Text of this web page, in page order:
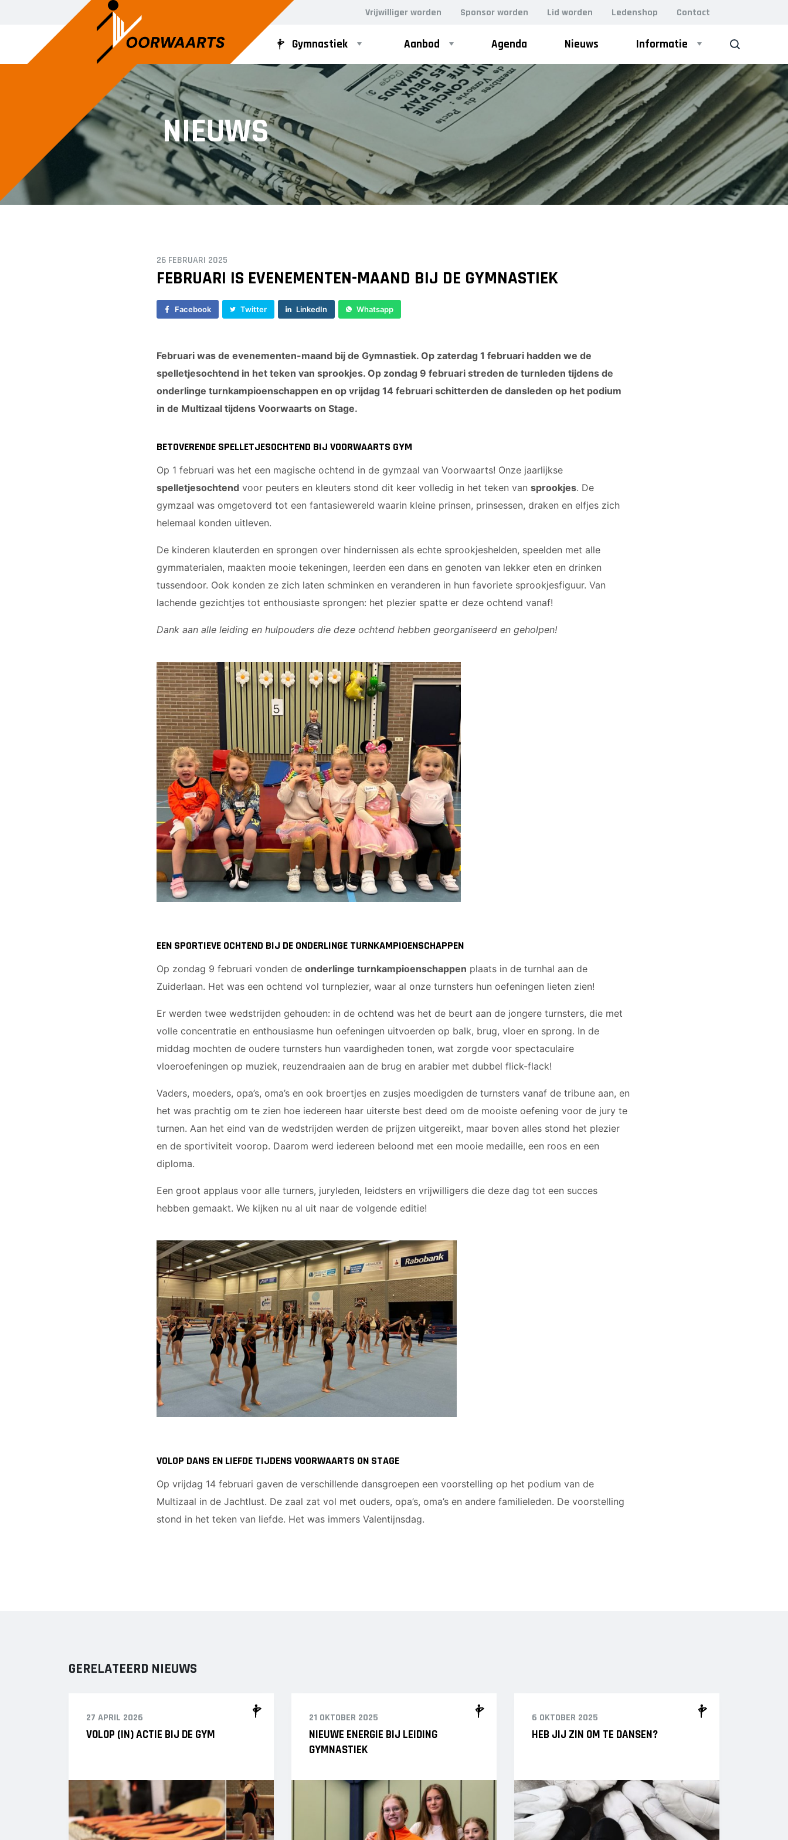
Vrijwilliger worden Sponsor worden Lid worden Ledenshop Contact
Gymnastiek Aanbod
JEUGD DANS
Ballet
Jazzdans
JEUGD GYM
Kleutergym
Peutergym
Turnen
VOLWASSEN DANS
Dance for Fun 30+
VOLWASSEN GYM
BodyFit (VOL)
Damesgym 50+
Essentrics
H.I.I.T. gym
MFB (Men’s Fitness Bootcamp)
Agenda Nieuws Informatie
Bestuur
Leiding
Lesrooster
Lidmaatschap
Vacatures
Kleding
ZOEK
NIEUWS
26 FEBRUARI 2025
FEBRUARI IS EVENEMENTEN-MAAND BIJ DE GYMNASTIEK
Facebook Twitter LinkedIn Whatsapp
Februari was de evenementen-maand bij de Gymnastiek. Op zaterdag 1 februari hadden we de
spelletjesochtend in het teken van sprookjes. Op zondag 9 februari streden de turnleden tijdens de
onderlinge turnkampioenschappen en op vrijdag 14 februari schitterden de dansleden op het podium
in de Multizaal tijdens Voorwaarts on Stage.
BETOVERENDE SPELLETJESOCHTEND BIJ VOORWAARTS GYM
Op 1 februari was het een magische ochtend in de gymzaal van Voorwaarts! Onze jaarlijkse
spelletjesochtend voor peuters en kleuters stond dit keer volledig in het teken van sprookjes. De
gymzaal was omgetoverd tot een fantasiewereld waarin kleine prinsen, prinsessen, draken en elfjes zich
helemaal konden uitleven.
De kinderen klauterden en sprongen over hindernissen als echte sprookjeshelden, speelden met alle
gymmaterialen, maakten mooie tekeningen, leerden een dans en genoten van lekker eten en drinken
tussendoor. Ook konden ze zich laten schminken en veranderen in hun favoriete sprookjesfiguur. Van
lachende gezichtjes tot enthousiaste sprongen: het plezier spatte er deze ochtend vanaf!
Dank aan alle leiding en hulpouders die deze ochtend hebben georganiseerd en geholpen!
EEN SPORTIEVE OCHTEND BIJ DE ONDERLINGE TURNKAMPIOENSCHAPPEN
Op zondag 9 februari vonden de onderlinge turnkampioenschappen plaats in de turnhal aan de
Zuiderlaan. Het was een ochtend vol turnplezier, waar al onze turnsters hun oefeningen lieten zien!
Er werden twee wedstrijden gehouden: in de ochtend was het de beurt aan de jongere turnsters, die met
volle concentratie en enthousiasme hun oefeningen uitvoerden op balk, brug, vloer en sprong. In de
middag mochten de oudere turnsters hun vaardigheden tonen, wat zorgde voor spectaculaire
vloeroefeningen op muziek, reuzendraaien aan de brug en arabier met dubbel flick-flack!
Vaders, moeders, opa’s, oma’s en ook broertjes en zusjes moedigden de turnsters vanaf de tribune aan, en
het was prachtig om te zien hoe iedereen haar uiterste best deed om de mooiste oefening voor de jury te
turnen. Aan het eind van de wedstrijden werden de prijzen uitgereikt, maar boven alles stond het plezier
en de sportiviteit voorop. Daarom werd iedereen beloond met een mooie medaille, een roos en een
diploma.
Een groot applaus voor alle turners, juryleden, leidsters en vrijwilligers die deze dag tot een succes
hebben gemaakt. We kijken nu al uit naar de volgende editie!
VOLOP DANS EN LIEFDE TIJDENS VOORWAARTS ON STAGE
Op vrijdag 14 februari gaven de verschillende dansgroepen een voorstelling op het podium van de
Multizaal in de Jachtlust. De zaal zat vol met ouders, opa’s, oma’s en andere familieleden. De voorstelling
stond in het teken van liefde. Het was immers Valentijnsdag.
GERELATEERD NIEUWS
27 APRIL 2026
VOLOP (IN) ACTIE BIJ DE GYM
21 OKTOBER 2025
NIEUWE ENERGIE BIJ LEIDING
GYMNASTIEK
6 OKTOBER 2025
HEB JIJ ZIN OM TE DANSEN?